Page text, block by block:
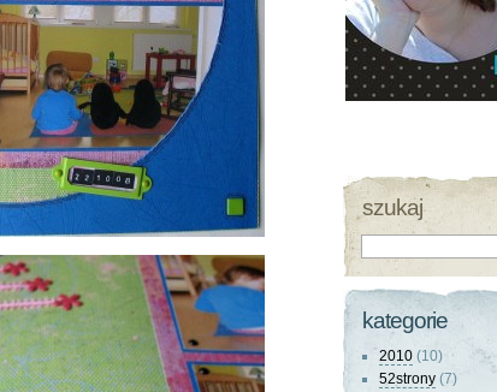
szukaj
kategorie
2010 (10)
52strony (7)